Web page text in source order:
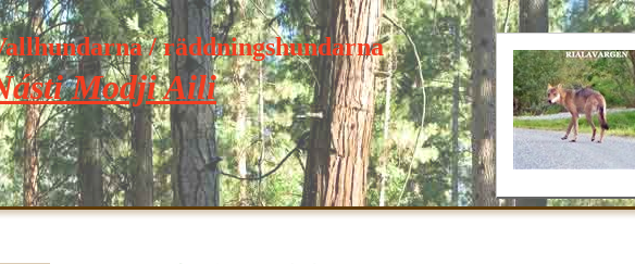
/ räddningshundarna
Modji Aili